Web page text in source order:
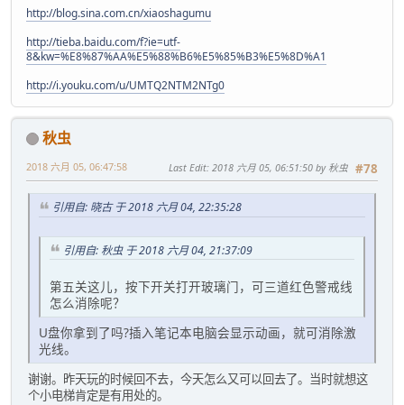
http://blog.sina.com.cn/xiaoshagumu
http://tieba.baidu.com/f?ie=utf-
8&kw=%E8%87%AA%E5%88%B6%E5%85%B3%E5%8D%A1
http://i.youku.com/u/UMTQ2NTM2NTg0
秋虫
#78
2018 六月 05, 06:47:58 Last Edit: 2018 六月 05, 06:51:50 by 秋虫
引用自: 晓古 于 2018 六月 04, 22:35:28
引用自: 秋虫 于 2018 六月 04, 21:37:09
第五关这儿，按下开关打开玻璃门，可三道红色警戒线
怎么消除呢？
U盘你拿到了吗?插入笔记本电脑会显示动画，就可消除激
光线。
谢谢。昨天玩的时候回不去，今天怎么又可以回去了。当时就想这
个小电梯肯定是有用处的。